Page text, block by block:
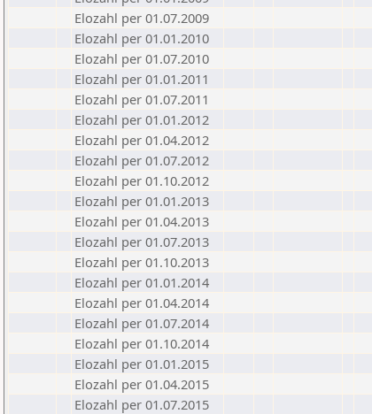
Elozahl per 01.07.2009
Elozahl per 01.01.2010
Elozahl per 01.07.2010
Elozahl per 01.01.2011
Elozahl per 01.07.2011
Elozahl per 01.01.2012
Elozahl per 01.04.2012
Elozahl per 01.07.2012
Elozahl per 01.10.2012
Elozahl per 01.01.2013
Elozahl per 01.04.2013
Elozahl per 01.07.2013
Elozahl per 01.10.2013
Elozahl per 01.01.2014
Elozahl per 01.04.2014
Elozahl per 01.07.2014
Elozahl per 01.10.2014
Elozahl per 01.01.2015
Elozahl per 01.04.2015
Elozahl per 01.07.2015